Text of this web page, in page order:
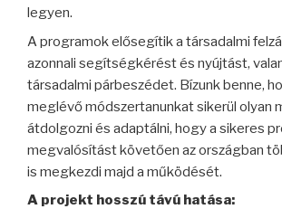
legyen.
A programok elősegítik a társadalmi
azonnali segítségkérést és nyújtást,
társadalmi párbeszédet. Bízunk benne,
meglévő módszertanunkat sikerül olyan
átdolgozni és adaptálni, hogy a sikeres
megvalósítást követően az országban
is megkezdi majd a működését.
A projekt hosszú távú hatása: